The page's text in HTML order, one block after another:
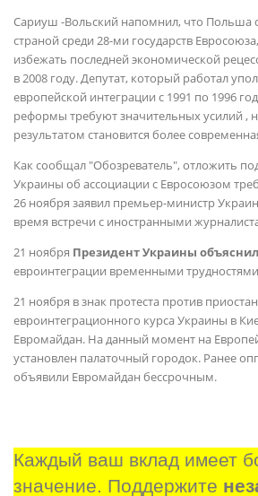
Сариуш -Вольский напомнил, что Польша
страной среди 28-ми государств
избежать последней экономической
в 2008 году. Депутат, который работал
европейской интеграции с 1991 по 1996
реформы требуют значительных усилий ,
результатом становится более
Как сообщал "Обозреватель", отложить
Украины об ассоциации с Евросоюзом
26 ноября заявил премьер-министр
время встречи с иностранными
21 ноября Президент Украины объяснил
евроинтеграции временными
21 ноября в знак протеста против
евроинтеграционного курса Украины в
Евромайдан. На данный момент на
установлен палаточный городок. Ранее
объявили Евромайдан бессрочным.
Каждый ваш вклад имеет
значение. Поддержите